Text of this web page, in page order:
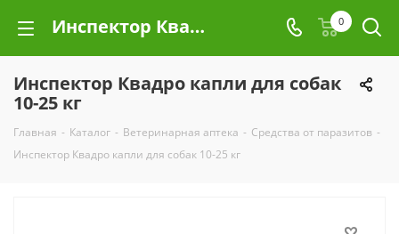
Инспектор Квадро капли для собак 10-25 кг 0
Инспектор Квадро капли для собак
10-25 кг
Главная - Каталог - Ветеринарная аптека - Средства от паразитов -
Инспектор Квадро капли для собак 10-25 кг